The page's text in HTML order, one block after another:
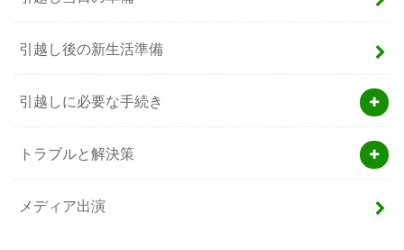
引越し後の新生活準備
引越しに必要な手続き
トラブルと解決策
メディア出演